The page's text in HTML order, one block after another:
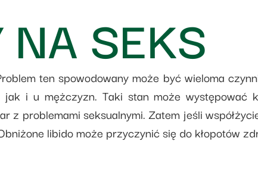
SEKS
ten spowodowany może być wieloma
i u mężczyzn. Taki stan może występować
problemami seksualnymi. Zatem jeśli
libido może przyczynić się do kłopotów